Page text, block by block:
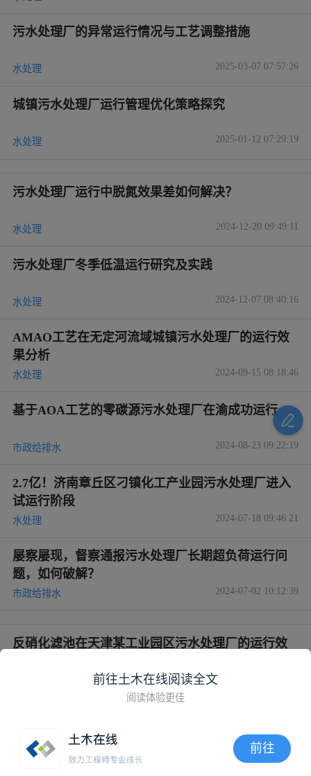
污水处理厂的异常运行情况与工艺调整措施
水处理 2025-03-07 07:57:26
城镇污水处理厂运行管理优化策略探究
水处理 2025-01-12 07:29:19
污水处理厂运行中脱氮效果差如何解决？
水处理 2024-12-20 09:49:11
污水处理厂冬季低温运行研究及实践
水处理 2024-12-07 08:40:16
AMAO工艺在无定河流域城镇污水处理厂的运行效
果分析
水处理 2024-09-15 08:18:46
基于AOA工艺的零碳源污水处理厂在渝成功运行
市政给排水 2024-08-23 09:22:19
2.7亿！济南章丘区刁镇化工产业园污水处理厂进入
试运行阶段
水处理 2024-07-18 09:46:21
屡察屡现，督察通报污水处理厂长期超负荷运行问
题，如何破解？
市政给排水 2024-07-02 10:12:39
反硝化滤池在天津某工业园区污水处理厂的运行效
2024-05-25 06:21:52
污水处理厂开始运行
水处理 2024-05-07 09:29:53
前往土木在线阅读全文
阅读体验更佳
前往